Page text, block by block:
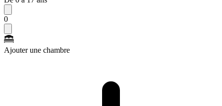
0
Ajouter une chambre